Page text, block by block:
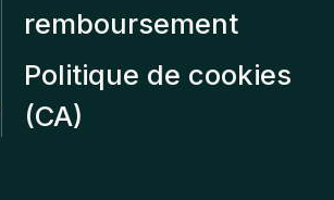
remboursement
Politique de cookies
(CA)